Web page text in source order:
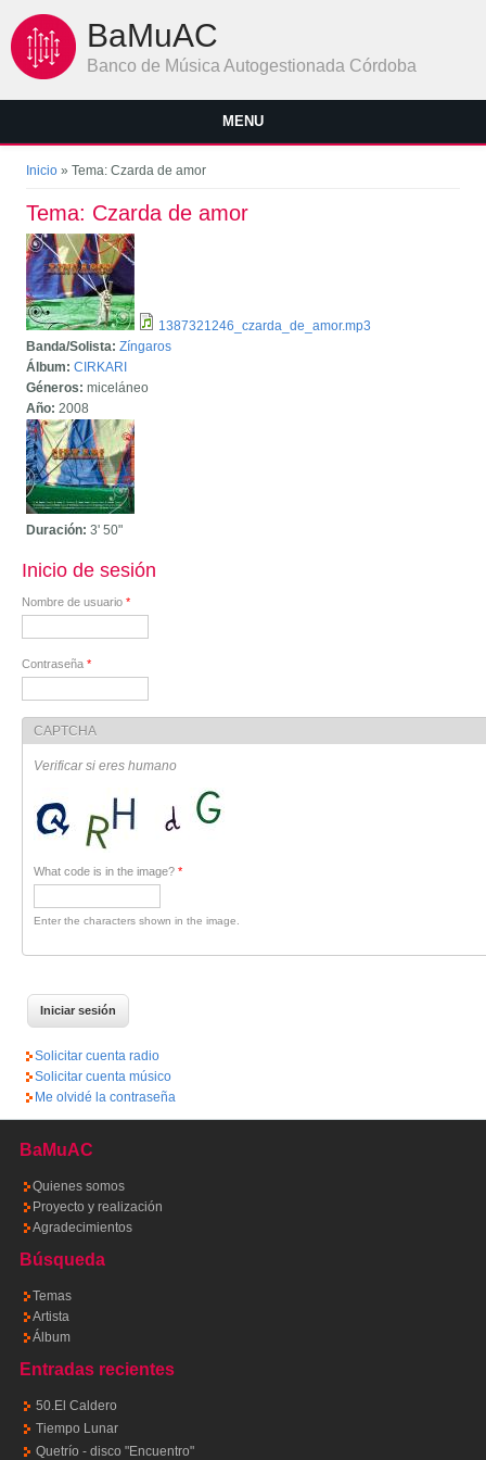
BaMuAC
Banco de Música Autogestionada Córdoba
MENU
Se encuentra usted aquí
Inicio » Tema: Czarda de amor
Tema: Czarda de amor
1387321246_czarda_de_amor.mp3
Banda/Solista:Zíngaros
Álbum:CIRKARI
Géneros:miceláneo
Año:2008
Duración:3' 50"
Inicio de sesión
Nombre de usuario *
Contraseña *
CAPTCHA
Verificar si eres humano
What code is in the image? *
Enter the characters shown in the image.
Solicitar cuenta radio
Solicitar cuenta músico
Me olvidé la contraseña
BaMuAC
Quienes somos
Proyecto y realización
Agradecimientos
Búsqueda
Temas
Artista
Álbum
Entradas recientes
50.El Caldero
Tiempo Lunar
Quetrío - disco "Encuentro"